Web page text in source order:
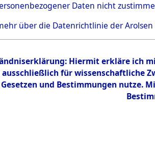
Daten nicht
über die Datenrichtlinie der Arolsen
Hiermit erkläre ich
ausschließlich für wissenschaftliche
Gesetzen und Bestimmungen nutze.